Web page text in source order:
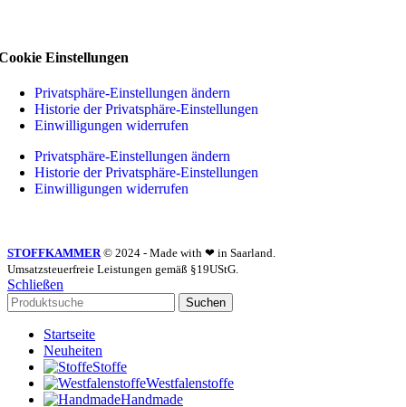
Einstellungen
Privatsphäre-Einstellungen ändern
Historie der Privatsphäre-Einstellungen
Einwilligungen widerrufen
Privatsphäre-Einstellungen ändern
Historie der Privatsphäre-Einstellungen
Einwilligungen widerrufen
STOFFKAMMER© 2024 - Made with ❤ in Saarland.
Umsatzsteuerfreie Leistungen gemäß §19UStG.
Schließen
Suchen
Startseite
Neuheiten
Stoffe
Westfalenstoffe
Handmade